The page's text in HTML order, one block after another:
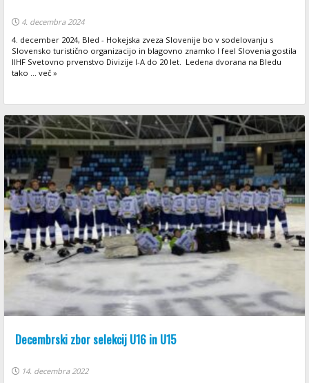
4. decembra 2024
4. december 2024, Bled - Hokejska zveza Slovenije bo v sodelovanju s
Slovensko turistično organizacijo in blagovno znamko I feel Slovenia gostila
IIHF Svetovno prvenstvo Divizije I-A do 20 let. Ledena dvorana na Bledu
tako ... več »
Decembrski zbor selekcij U16 in U15
14. decembra 2022